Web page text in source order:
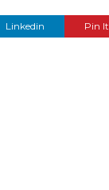
Linkedin Pin It